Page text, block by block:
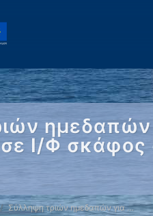
Ι/Φ
Σύλληψη τριών ημεδαπών για …